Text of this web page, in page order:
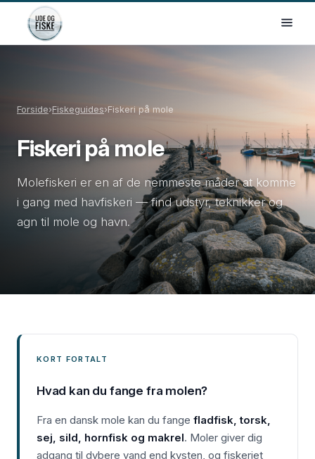
Forside›Fiskeguides›Fiskeri på mole
Fiskeri på mole
Molefiskeri er en af de nemmeste måder at komme
i gang med havfiskeri — find udstyr, teknikker og
agn til mole og havn.
KORT FORTALT
Hvad kan du fange fra molen?
Fra en dansk mole kan du fange fladfisk, torsk,
sej, sild, hornfisk og makrel. Moler giver dig
adgang til dybere vand end kysten, og fiskeriet